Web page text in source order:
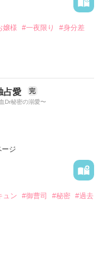
嬢様 #一夜限り
#身分差
がいた。
占愛 完
Dr秘密の溺愛〜
ジ
ュン #御曹司 #秘密 #過去